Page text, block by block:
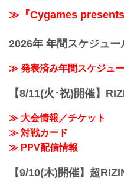
≫『Cygames presents
2026年 年間スケジュー
≫ 発表済み年間スケジュ
【8/11(火･祝)開催】
≫ 大会情報／チケット
≫ 対戦カード
≫ PPV配信情報
【9/10(木)開催】超